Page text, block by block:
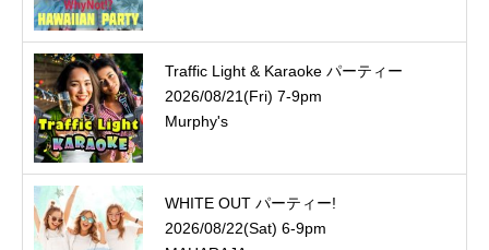
Traffic Light & Karaoke パーティー
2026/08/21(Fri) 7-9pm
Murphy's
WHITE OUT パーティー!
2026/08/22(Sat) 6-9pm